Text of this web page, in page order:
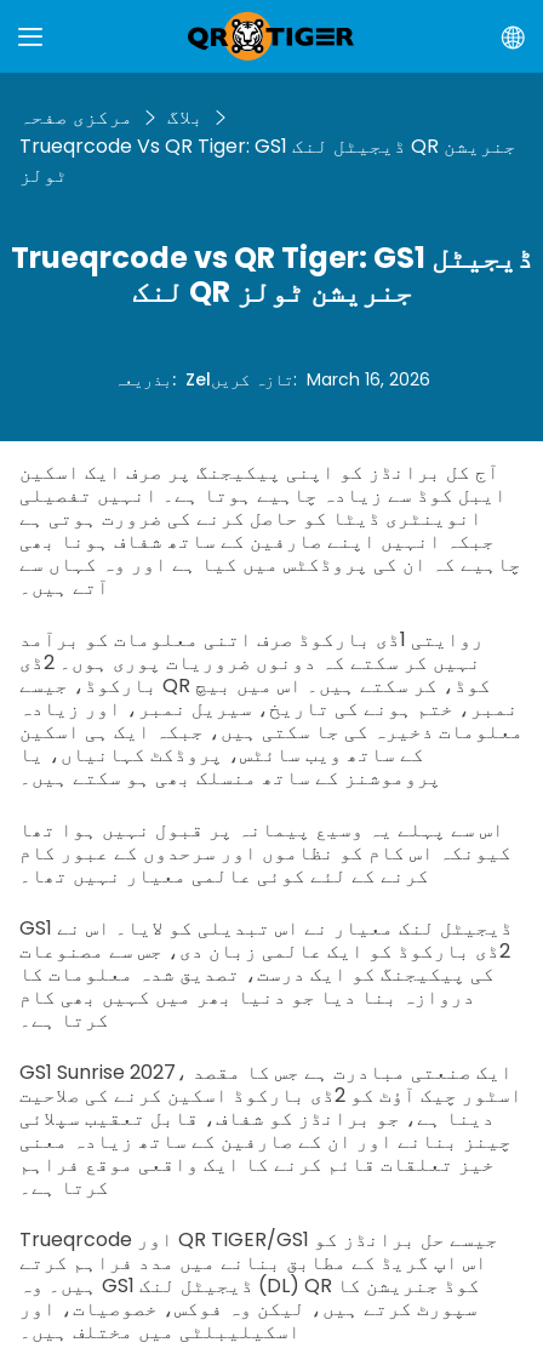
مرکزی صفحہ
بلاگ
Trueqrcode Vs QR Tiger: GS1 ڈیجیٹل لنک QR جنریشن
ٹولز
Trueqrcode vs QR Tiger: GS1 ڈیجیٹل
لنک QR جنریشن ٹولز
بذریعہ : Zelتازہ کریں: March 16, 2026
آج کل برانڈز کو اپنی پیکیجنگ پر صرف ایک اسکین
ایبل کوڈ سے زیادہ چاہیے ہوتا ہے۔ انہیں تفصیلی
انوینٹری ڈیٹا کو حاصل کرنے کی ضرورت ہوتی ہے
جبکہ انہیں اپنے صارفین کے ساتھ شفاف ہونا بھی
چاہیے کہ ان کی پروڈکٹس میں کیا ہے اور وہ کہاں سے
آتے ہیں۔
روایتی 1ڈی بارکوڈ صرف اتنی معلومات کو برآمد
نہیں کر سکتے کہ دونوں ضروریات پوری ہوں۔ 2ڈی
بارکوڈ، جیسے QR کوڈ، کر سکتے ہیں۔ اس میں بیچ
نمبر، ختم ہونے کی تاریخ، سیریل نمبر، اور زیادہ
معلومات ذخیرہ کی جا سکتی ہیں، جبکہ ایک ہی اسکین
کے ساتھ ویب سائٹس، پروڈکٹ کہانیاں، یا
پروموشنز کے ساتھ منسلک بھی ہو سکتے ہیں۔
اس سے پہلے یہ وسیع پیمانہ پر قبول نہیں ہوا تھا
کیونکہ اس کام کو نظاموں اور سرحدوں کے عبور کام
کرنے کے لئے کوئی عالمی معیار نہیں تھا۔
GS1 ڈیجیٹل لنک معیار نے اس تبدیلی کو لایا۔ اس نے
2ڈی بارکوڈ کو ایک عالمی زبان دی، جس سے مصنوعات
کی پیکیجنگ کو ایک درست، تصدیق شدہ معلومات کا
دروازہ بنا دیا جو دنیا بھر میں کہیں بھی کام
کرتا ہے۔
GS1 Sunrise 2027، ایک صنعتی مبادرت ہے جس کا مقصد
اسٹور چیک آؤٹ کو 2ڈی بارکوڈ اسکین کرنے کی صلاحیت
دینا ہے، جو برانڈز کو شفاف، قابل تعقیب سپلائی
چینز بنانے اور ان کے صارفین کے ساتھ زیادہ معنی
خیز تعلقات قائم کرنے کا ایک واقعی موقع فراہم
کرتا ہے۔
Trueqrcode اور QR TIGER/GS1 جیسے حل برانڈز کو
اس اپ گریڈ کے مطابق بنانے میں مدد فراہم کرتے
ہیں۔ وہ GS1 ڈیجیٹل لنک (DL) QR کوڈ جنریشن کا
سپورٹ کرتے ہیں، لیکن وہ فوکس، خصوصیات، اور
اسکیلیبلٹی میں مختلف ہیں۔